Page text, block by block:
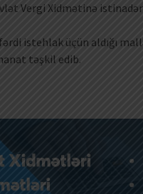
Vergi Xidmətinə
istehlak üçün aldığı
təşkil edib.